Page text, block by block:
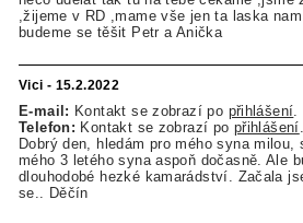
,žijeme v RD ,mame vše jen ta laska
budeme se těšit Petr a Anička
Vici - 15.2.2022
E-mail: Kontakt se zobrazí po přihlášení
Telefon: Kontakt se zobrazí po přihlášení
Dobrý den, hledám pro mého syna
mého 3 letého syna aspoň dočasně. Ale
dlouhodobé hezké kamarádství. Začala
se.. Děčín